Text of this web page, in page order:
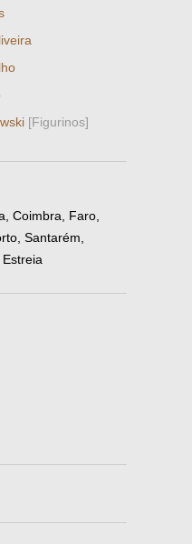
[Figurinos]
Coimbra, Faro,
Santarém,